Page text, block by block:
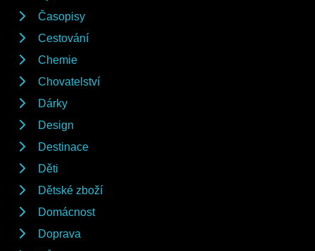
Časopisy
Cestování
Chemie
Chovatelství
Dárky
Design
Destinace
Děti
Dětské zboží
Domácnost
Doprava